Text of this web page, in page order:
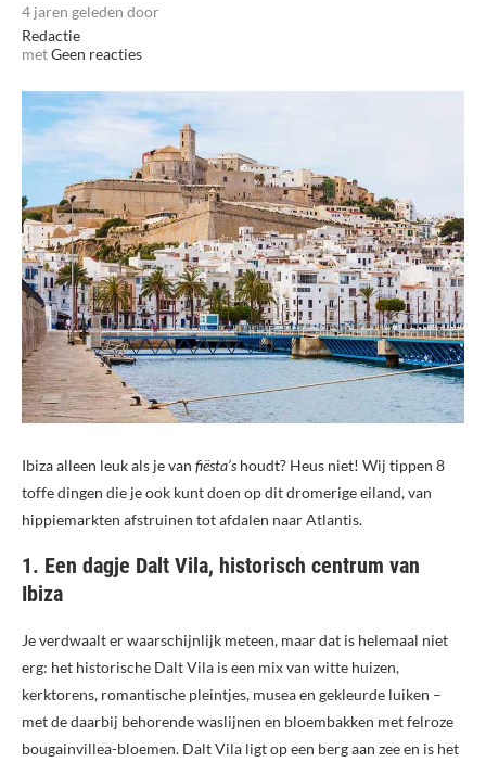
4 jaren geleden door
Redactie
metGeen reacties
Ibiza alleen leuk als je van fiësta’s houdt? Heus niet! Wij tippen 8
toffe dingen die je ook kunt doen op dit dromerige eiland, van
hippiemarkten afstruinen tot afdalen naar Atlantis.
1. Een dagje Dalt Vila, historisch centrum van
Ibiza
Je verdwaalt er waarschijnlijk meteen, maar dat is helemaal niet
erg: het historische Dalt Vila is een mix van witte huizen,
kerktorens, romantische pleintjes, musea en gekleurde luiken –
met de daarbij behorende waslijnen en bloembakken met felroze
bougainvillea-bloemen. Dalt Vila ligt op een berg aan zee en is het